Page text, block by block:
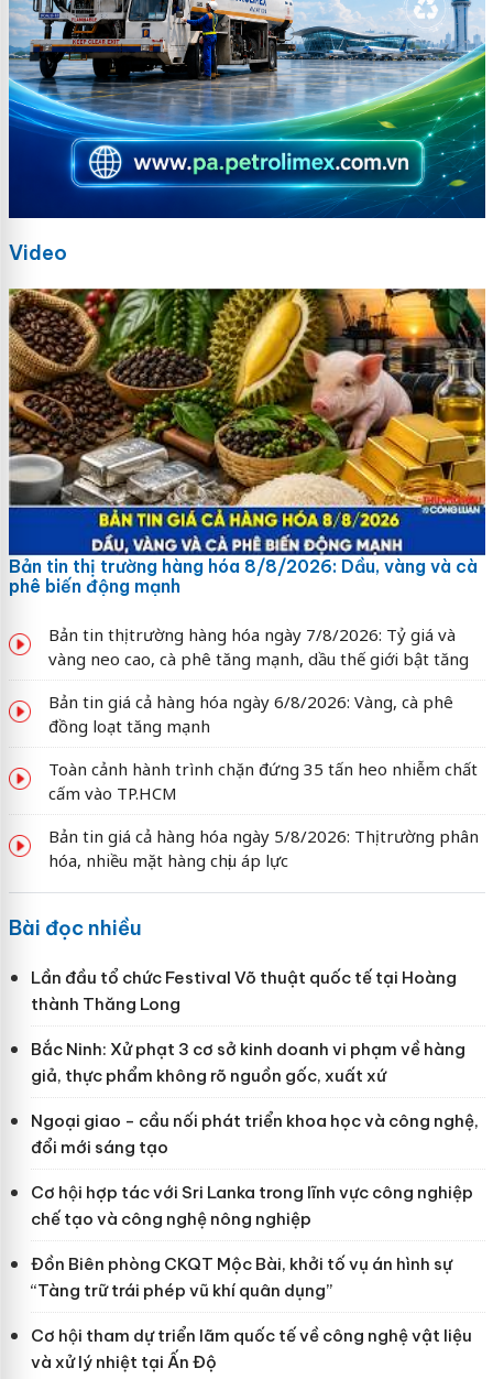
Video
Bản tin thị trường hàng hóa 8/8/2026: Dầu, vàng và cà
phê biến động mạnh
Bản tin thị trường hàng hóa ngày 7/8/2026: Tỷ giá và
vàng neo cao, cà phê tăng mạnh, dầu thế giới bật tăng
Bản tin giá cả hàng hóa ngày 6/8/2026: Vàng, cà phê
đồng loạt tăng mạnh
Toàn cảnh hành trình chặn đứng 35 tấn heo nhiễm chất
cấm vào TP.HCM
Bản tin giá cả hàng hóa ngày 5/8/2026: Thị trường phân
hóa, nhiều mặt hàng chịu áp lực
Bài đọc nhiều
Lần đầu tổ chức Festival Võ thuật quốc tế tại Hoàng
thành Thăng Long
Bắc Ninh: Xử phạt 3 cơ sở kinh doanh vi phạm về hàng
giả, thực phẩm không rõ nguồn gốc, xuất xứ
Ngoại giao - cầu nối phát triển khoa học và công nghệ,
đổi mới sáng tạo
Cơ hội hợp tác với Sri Lanka trong lĩnh vực công nghiệp
chế tạo và công nghệ nông nghiệp
Đồn Biên phòng CKQT Mộc Bài, khởi tố vụ án hình sự
“Tàng trữ trái phép vũ khí quân dụng”
Cơ hội tham dự triển lãm quốc tế về công nghệ vật liệu
và xử lý nhiệt tại Ấn Độ